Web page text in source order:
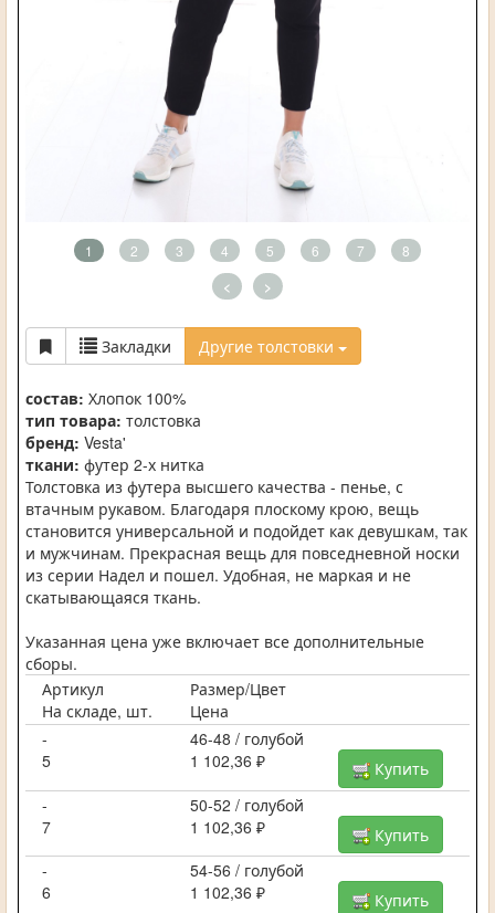
1 2 3 4 5 6 7 8
< >
Закладки Другие толстовки
состав: Хлопок 100%
тип товара: толстовка
бренд: Vesta'
ткани: футер 2-х нитка
Толстовка из футера высшего качества - пенье, с
втачным рукавом. Благодаря плоскому крою, вещь
становится универсальной и подойдет как девушкам, так
и мужчинам. Прекрасная вещь для повседневной носки
из серии Надел и пошел. Удобная, не маркая и не
скатывающаяся ткань.
Указанная цена уже включает все дополнительные
сборы.
Артикул
Размер/Цвет
На складе, шт.
Цена
-
46-48 / голубой
5
1 102,36 ₽
Купить
-
50-52 / голубой
7
1 102,36 ₽
Купить
-
54-56 / голубой
6
1 102,36 ₽
Купить